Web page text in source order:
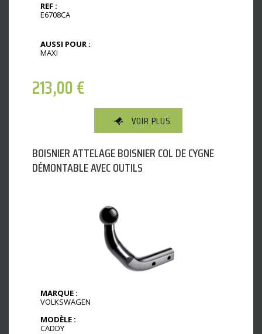
REF :
E6708CA
AUSSI POUR :
MAXI
213,00€
VOIR PLUS
BOISNIER ATTELAGE BOISNIER COL DE CYGNE
DÉMONTABLE AVEC OUTILS
MARQUE :
VOLKSWAGEN
MODÈLE :
CADDY